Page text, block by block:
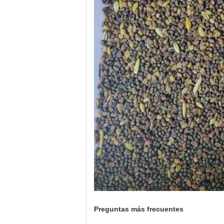
Preguntas más frecuentes